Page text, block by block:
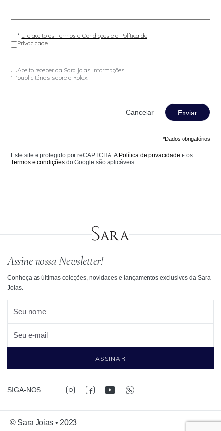
* Li e aceito os Termos e Condições e a Política de
Privacidade.
Aceito receber da Sara Joias informações
publicitárias sobre a Rolex.
Enviar
*Dados obrigatórios
Este site é protegido por reCAPTCHA. A Política de privacidade e os
Termos e condições do Google são aplicáveis.
Assine nossa Newsletter!
Conheça as últimas coleções, novidades e lançamentos exclusivos da Sara
Joias.
Seu nome
Seu e-mail
ASSINAR
SIGA-NOS
© Sara Joias • 2023